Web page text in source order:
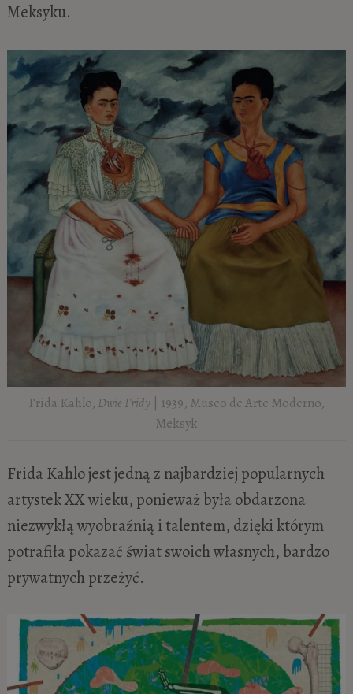
Meksyku.
Frida Kahlo, Dwie Fridy | 1939, Museo de Arte Moderno,
Meksyk
Frida Kahlo jest jedną z najbardziej popularnych
artystek XX wieku, ponieważ była obdarzona
niezwykłą wyobraźnią i talentem, dzięki którym
potrafiła pokazać świat swoich własnych, bardzo
prywatnych przeżyć.